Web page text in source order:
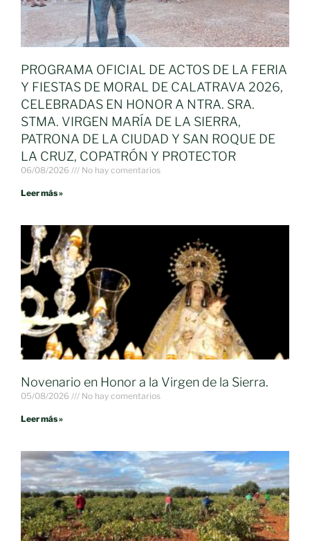
PROGRAMA OFICIAL DE ACTOS DE LA FERIA
Y FIESTAS DE MORAL DE CALATRAVA 2026,
CELEBRADAS EN HONOR A NTRA. SRA.
STMA. VIRGEN MARÍA DE LA SIERRA,
PATRONA DE LA CIUDAD Y SAN ROQUE DE
LA CRUZ, COPATRÓN Y PROTECTOR
06/08/2026 No hay comentarios
Leer más »
Novenario en Honor a la Virgen de la Sierra.
05/08/2026 No hay comentarios
Leer más »